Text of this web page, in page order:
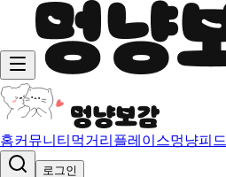
홈커뮤니티 먹거리 플레이스멍냥피드
로그인